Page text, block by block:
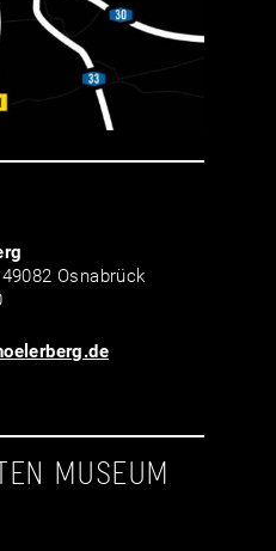
Osnabrück
MUSEUM